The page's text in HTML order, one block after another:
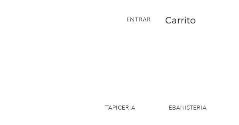
ENTRAR Carrito
TAPICERIA EBANISTERIA